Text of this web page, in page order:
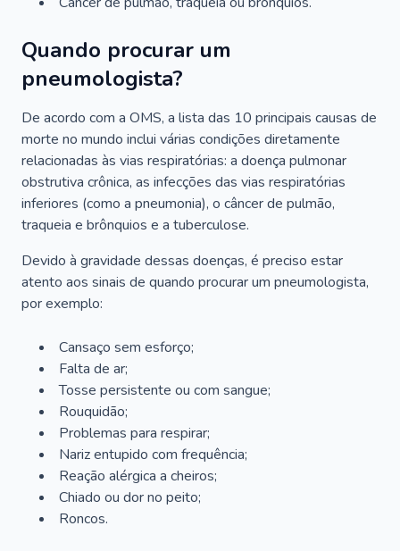
Quando procurar um
pneumologista?
De acordo com a OMS, a lista das 10 principais causas de
morte no mundo inclui várias condições diretamente
relacionadas às vias respiratórias: a doença pulmonar
obstrutiva crônica, as infecções das vias respiratórias
inferiores (como a pneumonia), o câncer de pulmão,
traqueia e brônquios e a tuberculose.
Devido à gravidade dessas doenças, é preciso estar
atento aos sinais de quando procurar um pneumologista,
por exemplo:
Cansaço sem esforço;
Falta de ar;
Tosse persistente ou com sangue;
Rouquidão;
Problemas para respirar;
Nariz entupido com frequência;
Reação alérgica a cheiros;
Chiado ou dor no peito;
Roncos.